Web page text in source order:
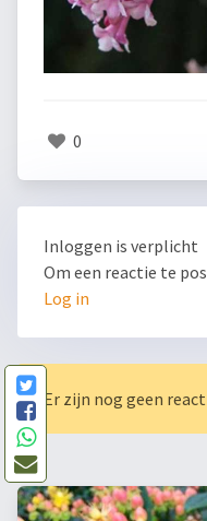
0
Inloggen is verplicht
Om een reactie te
Log in
Er zijn nog geen